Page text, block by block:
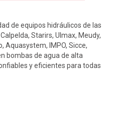
de equipos hidráulicos de las
Starirs, Ulmax, Meudy,
Aquasystem, IMPO, Sicce,
bombas de agua de alta
y eficientes para todas